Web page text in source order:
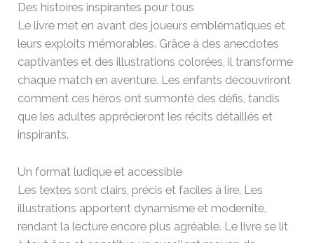
Des histoires inspirantes pour tous
Le livre met en avant des joueurs emblématiques et
leurs exploits mémorables. Grâce à des anecdotes
captivantes et des illustrations colorées, il transforme
chaque match en aventure. Les enfants découvriront
comment ces héros ont surmonté des défis, tandis
que les adultes apprécieront les récits détaillés et
inspirants.
Un format ludique et accessible
Les textes sont clairs, précis et faciles à lire. Les
illustrations apportent dynamisme et modernité,
rendant la lecture encore plus agréable. Le livre se lit